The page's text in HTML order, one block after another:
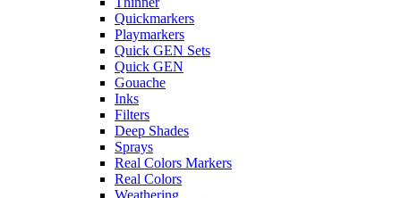
Quickmarkers
Playmarkers
Quick GEN Sets
Quick GEN
Gouache
Inks
Filters
Deep Shades
Sprays
Real Colors Markers
Real Colors
Weathering